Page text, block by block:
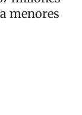
menores